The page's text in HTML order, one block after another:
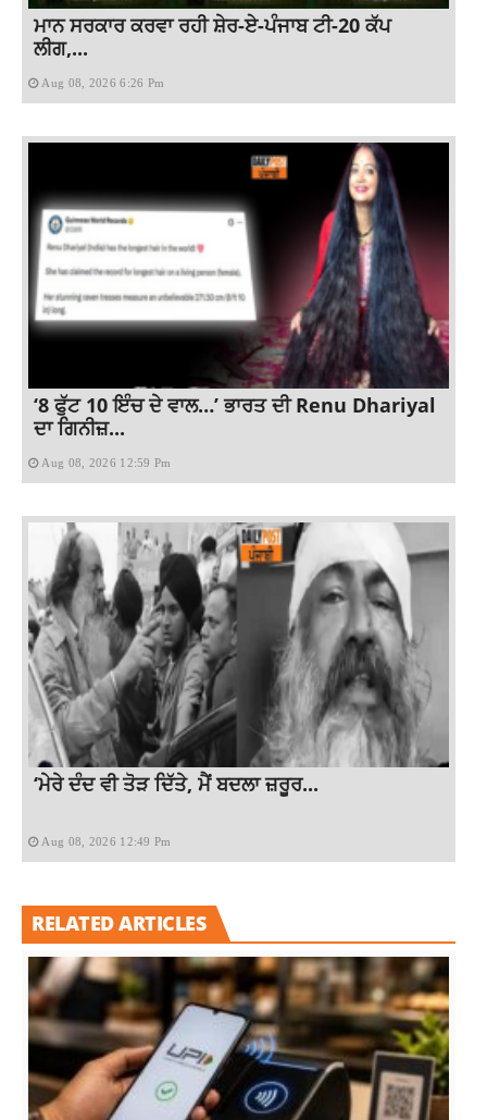
ਮਾਨ ਸਰਕਾਰ ਕਰਵਾ ਰਹੀ ਸ਼ੇਰ-ਏ-ਪੰਜਾਬ ਟੀ-20 ਕੱਪ
ਲੀਗ,...
Aug 08, 2026 6:26 Pm
‘8 ਫੁੱਟ 10 ਇੰਚ ਦੇ ਵਾਲ…’ ਭਾਰਤ ਦੀ Renu Dhariyal
ਦਾ ਗਿਨੀਜ਼...
Aug 08, 2026 12:59 Pm
‘ਮੇਰੇ ਦੰਦ ਵੀ ਤੋੜ ਦਿੱਤੇ, ਮੈਂ ਬਦਲਾ ਜ਼ਰੂਰ...
Aug 08, 2026 12:49 Pm
RELATED ARTICLES